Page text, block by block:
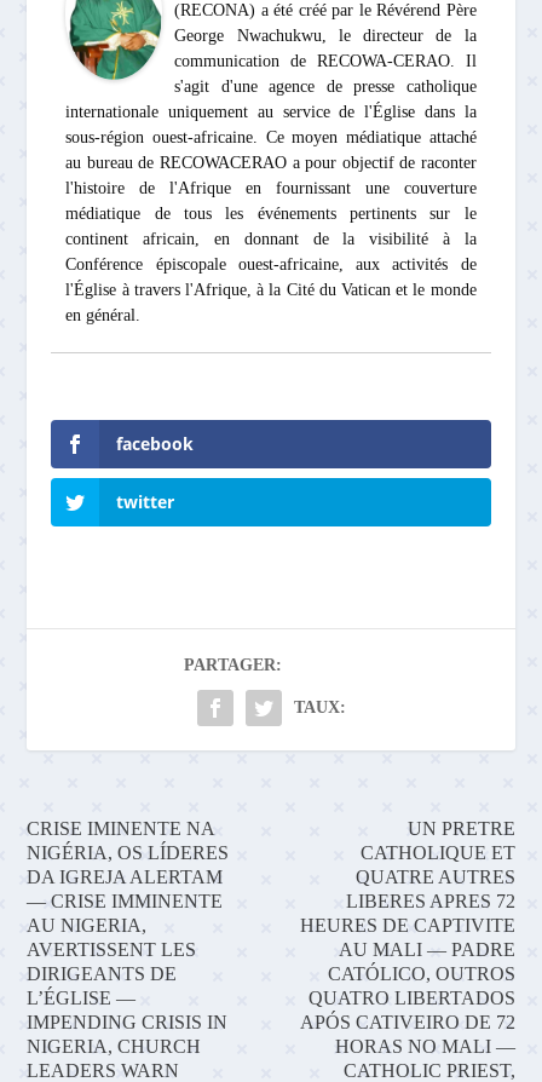
(RECONA) a été créé par le Révérend Père
George Nwachukwu, le directeur de la
communication de RECOWA-CERAO. Il
s'agit d'une agence de presse catholique
internationale uniquement au service de l'Église dans la
sous-région ouest-africaine. Ce moyen médiatique attaché
au bureau de RECOWACERAO a pour objectif de raconter
l'histoire de l'Afrique en fournissant une couverture
médiatique de tous les événements pertinents sur le
continent africain, en donnant de la visibilité à la
Conférence épiscopale ouest-africaine, aux activités de
l'Église à travers l'Afrique, à la Cité du Vatican et le monde
en général.
facebook
twitter
PARTAGER:
TAUX:
CRISE IMINENTE NA
NIGÉRIA, OS LÍDERES
DA IGREJA ALERTAM
— CRISE IMMINENTE
AU NIGERIA,
AVERTISSENT LES
DIRIGEANTS DE
L’ÉGLISE —
IMPENDING CRISIS IN
NIGERIA, CHURCH
LEADERS WARN
UN PRETRE
CATHOLIQUE ET
QUATRE AUTRES
LIBERES APRES 72
HEURES DE CAPTIVITE
AU MALI — PADRE
CATÓLICO, OUTROS
QUATRO LIBERTADOS
APÓS CATIVEIRO DE 72
HORAS NO MALI —
CATHOLIC PRIEST,